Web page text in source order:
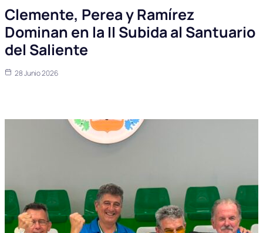
Clemente, Perea y Ramírez
Dominan en la II Subida al Santuario
del Saliente
28 Junio 2026